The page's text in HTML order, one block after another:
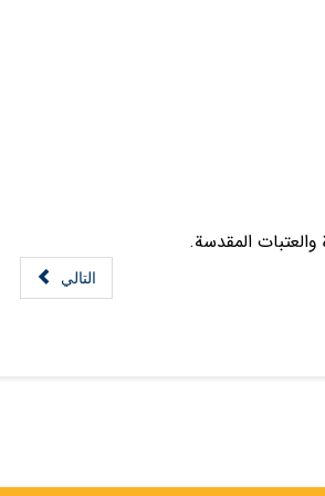
والعتبات المقدسة.
التالي